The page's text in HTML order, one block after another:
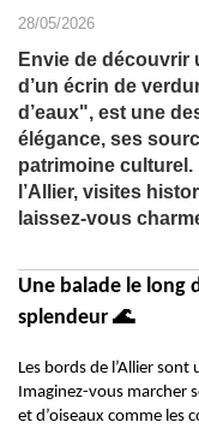
28/05/2026
Envie de découvrir
d’un écrin de
d’eaux", est une
élégance, ses
patrimoine culturel.
l’Allier, visites
laissez-vous
Une balade le long
splendeur 🌊
Les bords de l’Allier
Imaginez-vous marcher
et d’oiseaux comme les